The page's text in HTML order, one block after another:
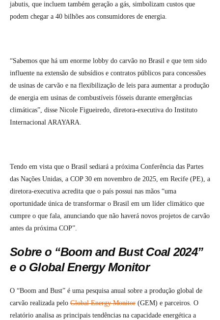
jabutis, que incluem também geração a gás, simbolizam custos que
podem chegar a 40 bilhões aos consumidores de energia.
“Sabemos que há um enorme lobby do carvão no Brasil e que tem sido
influente na extensão de subsídios e contratos públicos para concessões
de usinas de carvão e na flexibilização de leis para aumentar a produção
de energia em usinas de combustíveis fósseis durante emergências
climáticas”, disse Nicole Figueiredo, diretora-executiva do Instituto
Internacional ARAYARA.
Tendo em vista que o Brasil sediará a próxima Conferência das Partes
das Nações Unidas, a COP 30 em novembro de 2025, em Recife (PE), a
diretora-executiva acredita que o país possui nas mãos “uma
oportunidade única de transformar o Brasil em um líder climático que
cumpre o que fala, anunciando que não haverá novos projetos de carvão
antes da próxima COP”.
Sobre o “Boom and Bust Coal 2024”
e o Global Energy Monitor
O “Boom and Bust” é uma pesquisa anual sobre a produção global de
carvão realizada pelo Global Energy Monitor (GEM) e parceiros. O
relatório analisa as principais tendências na capacidade energética a